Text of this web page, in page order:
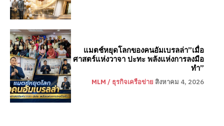
แมตช์หยุดโลกของคนอัมเบรลล่า”เมื่อ
ศาสตร์แห่งวาจา ปะทะ พลังแห่งการลงมือ
ทำ”
MLM / ธุรกิจเครือข่าย สิงหาคม 4, 2026